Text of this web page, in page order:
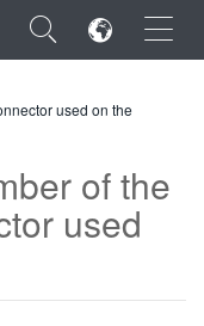
×
used on the
of the
used